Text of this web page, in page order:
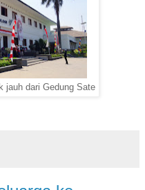
jauh dari Gedung Sate